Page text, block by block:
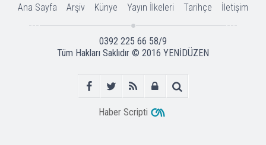
Ana Sayfa Arşiv Künye Yayın İlkeleri Tarihçe İletişim
0392 225 66 58/9
Tüm Hakları Saklıdır © 2016 YENİDÜZEN
Haber Scripti